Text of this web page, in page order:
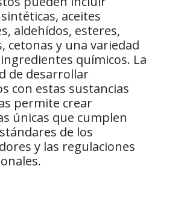
aceites
aldehídos, esteres,
cetonas y una variedad
químicos. La
de desarrollar
con estas sustancias
permite crear
únicas que cumplen
de los
y las regulaciones